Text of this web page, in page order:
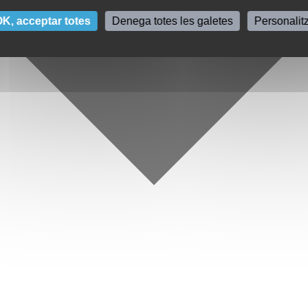
acceptar totes Denega totes les galetes